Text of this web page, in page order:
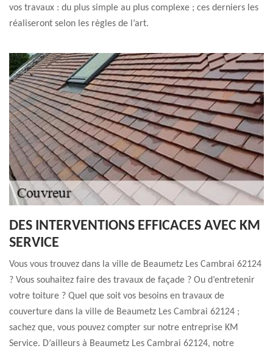
vos travaux : du plus simple au plus complexe ; ces derniers les
réaliseront selon les règles de l’art.
DES INTERVENTIONS EFFICACES AVEC KM
SERVICE
Vous vous trouvez dans la ville de Beaumetz Les Cambrai 62124
? Vous souhaitez faire des travaux de façade ? Ou d’entretenir
votre toiture ? Quel que soit vos besoins en travaux de
couverture dans la ville de Beaumetz Les Cambrai 62124 ;
sachez que, vous pouvez compter sur notre entreprise KM
Service. D’ailleurs à Beaumetz Les Cambrai 62124, notre